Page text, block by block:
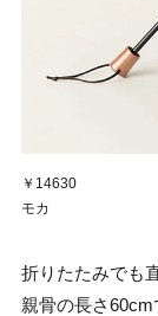
￥14630
モカ
折りたたみでも
親骨の長さ60cm